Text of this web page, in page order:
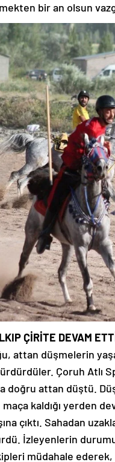
bir an olsun
ÇİRİTE DEVAM
attan düşmelerin
Çoruh Atlı
doğru attan düştü.
maça kaldığı yerden
çıktı. Sahadan
İzleyenlerin
müdahale